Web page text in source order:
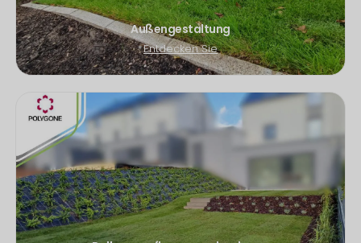
Außengestaltung
Entdecken Sie